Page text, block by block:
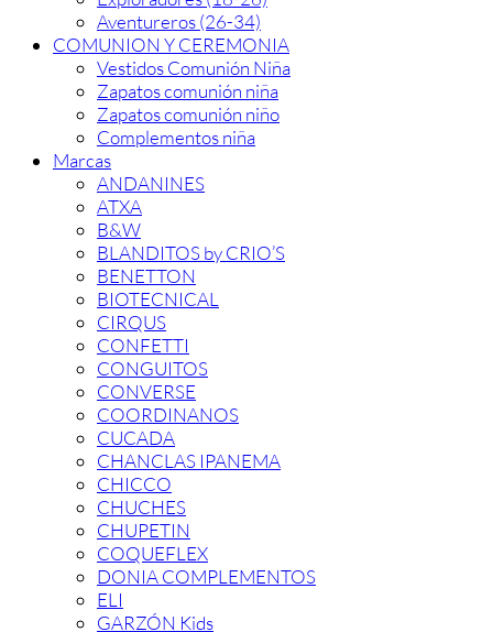
Aventureros (26-34)
COMUNION Y CEREMONIA
Vestidos Comunión Niña
Zapatos comunión niña
Zapatos comunión niño
Complementos niña
Marcas
ANDANINES
ATXA
B&W
BLANDITOS by CRIO’S
BENETTON
BIOTECNICAL
CIRQUS
CONFETTI
CONGUITOS
CONVERSE
COORDINANOS
CUCADA
CHANCLAS IPANEMA
CHICCO
CHUCHES
CHUPETIN
COQUEFLEX
DONIA COMPLEMENTOS
ELI
GARZÓN Kids